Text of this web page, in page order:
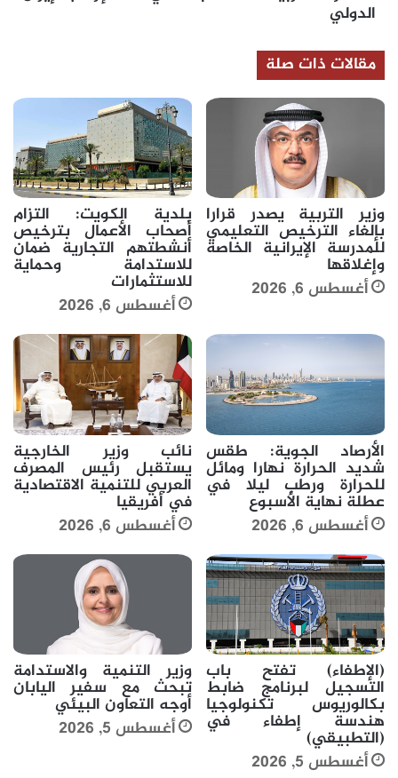
الدولي
مقالات ذات صلة
وزير التربية يصدر قرارا
بإلغاء الترخيص التعليمي
للمدرسة الإيرانية الخاصة
وإغلاقها
أغسطس 6, 2026
بلدية الكويت: التزام
أصحاب الأعمال بترخيص
أنشطتهم التجارية ضمان
للاستدامة وحماية
للاستثمارات
أغسطس 6, 2026
الأرصاد الجوية: طقس
شديد الحرارة نهارا ومائل
للحرارة ورطب ليلا في
عطلة نهاية الأسبوع
أغسطس 6, 2026
نائب وزير الخارجية
يستقبل رئيس المصرف
العربي للتنمية الاقتصادية
في أفريقيا
أغسطس 6, 2026
(الإطفاء) تفتح باب
التسجيل لبرنامج ضابط
بكالوريوس تكنولوجيا
هندسة إطفاء في
(التطبيقي)
أغسطس 5, 2026
وزير التنمية والاستدامة
تبحث مع سفير اليابان
أوجه التعاون البيئي
أغسطس 5, 2026